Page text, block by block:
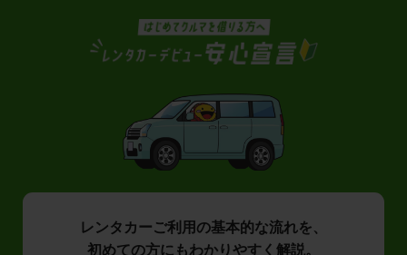
レンタカーご利用の基本的な流れを、
初めての方にもわかりやすく解説。